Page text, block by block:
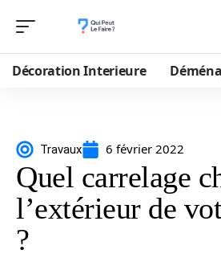
Décoration Interieure
Travaux 6 février 2022
Quel carrelage
l’extérieur de
?